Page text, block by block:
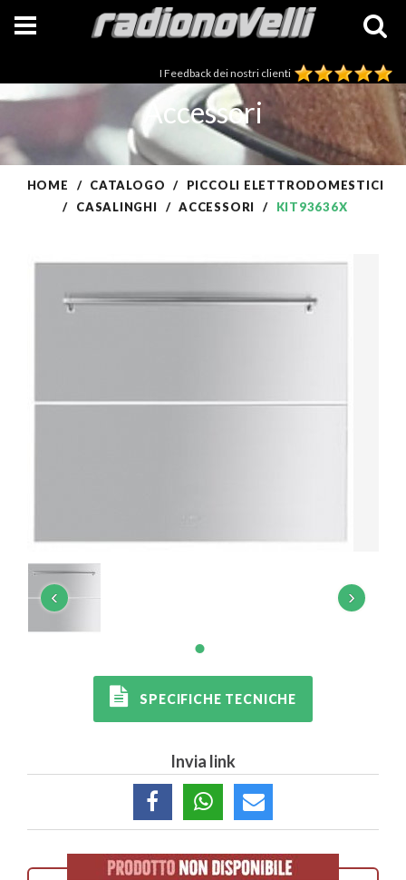
I Feedback dei nostri clienti
Accessori
HOME CATALOGO
PICCOLI ELETTRODOMESTICI
CASALINGHI
ACCESSORI KIT93636X
‹ ›
SPECIFICHE TECNICHE
Invia link